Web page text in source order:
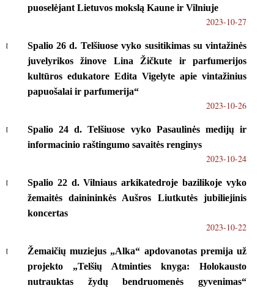
puoselėjant Lietuvos mokslą Kaune ir Vilniuje
2023-10-27
Spalio 26 d. Telšiuose vyko susitikimas su vintažinės
juvelyrikos žinove Lina Žičkute ir parfumerijos
kultūros edukatore Edita Vigelyte apie vintažinius
papuošalai ir parfumerija“
2023-10-26
Spalio 24 d. Telšiuose vyko Pasaulinės medijų ir
informacinio raštingumo savaitės renginys
2023-10-24
Spalio 22 d. Vilniaus arkikatedroje bazilikoje vyko
žemaitės dainininkės Aušros Liutkutės jubiliejinis
koncertas
2023-10-22
Žemaičių muziejus „Alka“ apdovanotas premija už
projekto „Telšių Atminties knyga: Holokausto
nutrauktas žydų bendruomenės gyvenimas“